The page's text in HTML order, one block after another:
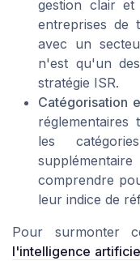
gestion clair et
entreprises de
avec un
n'est qu'un
stratégie ISR.
Catégorisation
réglementaires
les
comprendre
leur indice de
Pour surmonter
l'intelligence